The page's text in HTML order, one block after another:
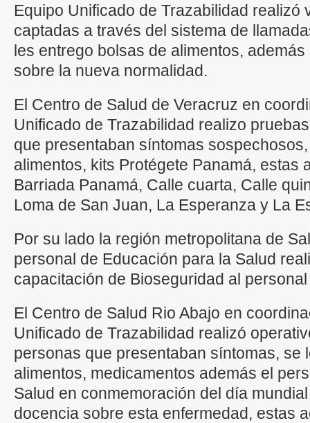
Equipo Unificado de Trazabilidad realizó
captadas a través del sistema de
les entrego bolsas de alimentos,
sobre la nueva normalidad.
El Centro de Salud de Veracruz en
Unificado de Trazabilidad realizo
que presentaban síntomas
alimentos, kits Protégete Panamá, estas
Barriada Panamá, Calle cuarta, Calle
Loma de San Juan, La Esperanza y La
Por su lado la región metropolitana de
personal de Educación para la Salud
capacitación de Bioseguridad al
El Centro de Salud Rio Abajo en
Unificado de Trazabilidad realizó
personas que presentaban síntomas, se
alimentos, medicamentos además el
Salud en conmemoración del día
docencia sobre esta enfermedad, estas